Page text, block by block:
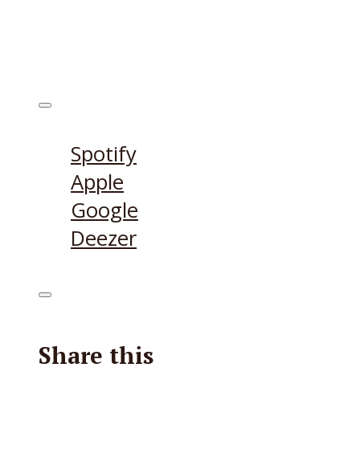
Spotify
Apple
Google
Deezer
Share this